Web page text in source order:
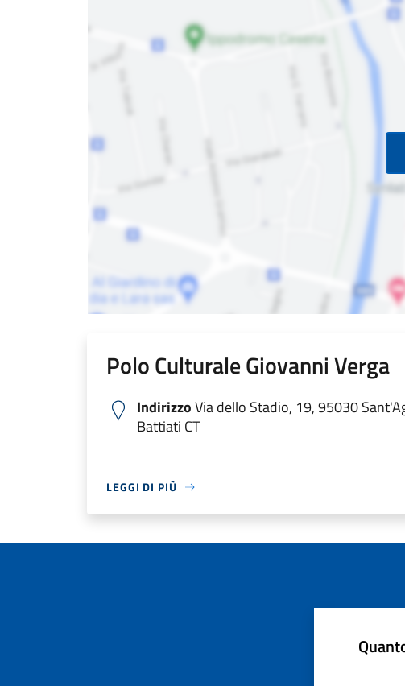
Polo Culturale Giovanni Verga
IndirizzoVia dello Stadio, 19, 95030
Battiati CT
LEGGI DI PIÙ